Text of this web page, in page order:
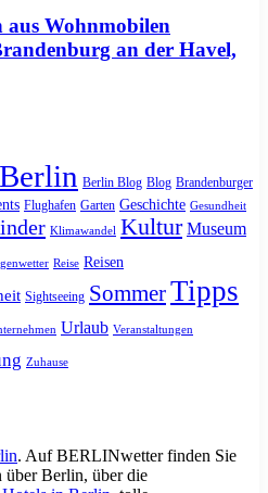
aus Wohnmobilen
an der Havel,
Berlin Berlin Blog Blog Brandenburger
Flughafen Garten Geschichte Gesundheit
Klimawandel Kultur Museum
Reise Reisen
Sightseeing SommerTipps
Urlaub Veranstaltungen
Zuhause
. Auf BERLINwetter finden Sie
über Berlin, über die